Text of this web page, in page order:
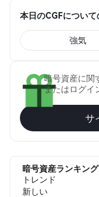
本日のCGFについて
強気
暗号資産に関
またはログイ
サ
暗号資産ランキング
トレンド
新しい